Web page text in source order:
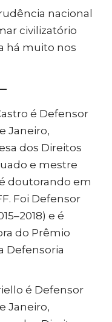
nacional
civilizatório
há muito nos
é Defensor
Janeiro,
dos Direitos
e mestre
doutorando em
Foi Defensor
e é
do Prêmio
Defensoria
é Defensor
Janeiro,